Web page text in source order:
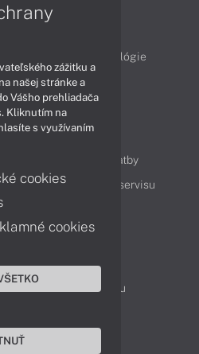
Technológie
Videá
Obsah
Možnosti doručenia a platby
služby Cenník servisu
Obchodné oddelenie
Reklamácia tovaru
zážitku a
našej stránke a
Vášho prehliadača
Kliknutím na
s využívaním
cookies
cookies